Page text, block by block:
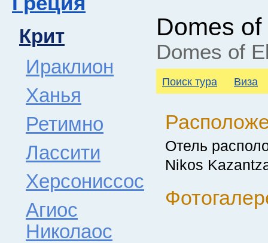
Крит
Ираклион
Ханья
Ретимно
Лассити
Херсониссос
Агиос
Николаос
Domes
Domes of
Поиск тура Виза
Отель
Nikos